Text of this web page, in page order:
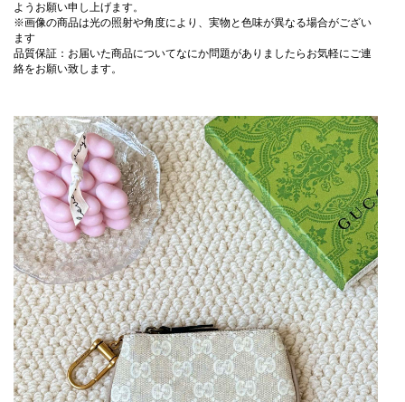
ようお願い申し上げます。
※画像の商品は光の照射や角度により、実物と色味が異なる場合がござい
ます
品質保証：お届いた商品についてなにか問題がありましたらお気軽にご連
絡をお願い致します。